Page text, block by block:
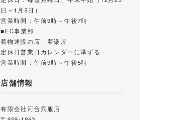
日～1月5日）
営業時間：午前9時～午後7時
■EC事業部
着物通販の店 着楽屋
定休日営業日カレンダーに準ずる
営業時間：午前9時～午後5時
店舗情報
有限会社河合呉服店